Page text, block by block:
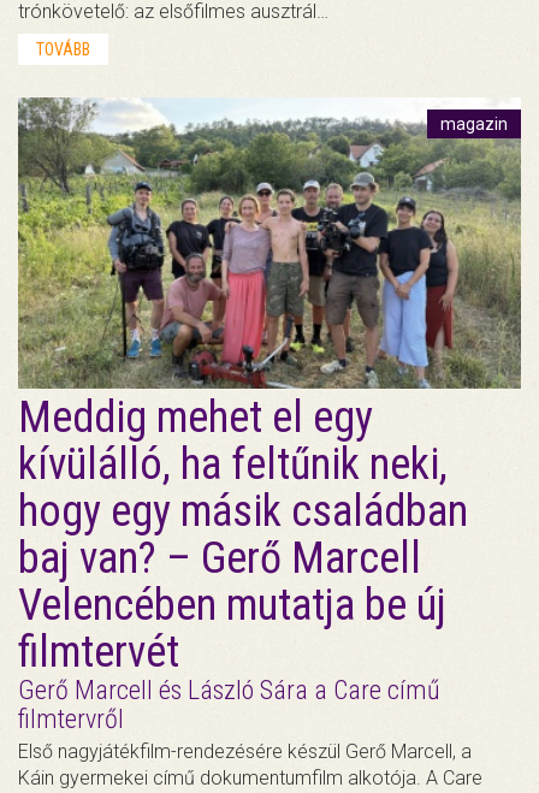
trónkövetelő: az elsőfilmes ausztrál…
TOVÁBB
magazin
Meddig mehet el egy
kívülálló, ha feltűnik neki,
hogy egy másik családban
baj van? – Gerő Marcell
Velencében mutatja be új
filmtervét
Gerő Marcell és László Sára a Care című
filmtervről
Első nagyjátékfilm-rendezésére készül Gerő Marcell, a
Káin gyermekei című dokumentumfilm alkotója. A Care